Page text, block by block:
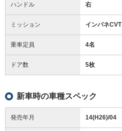
ハンドル 右
ミッション インパネCVT
乗車定員 4名
ドア数 5枚
新車時の車種スペック
発売年月 14(H26)/04